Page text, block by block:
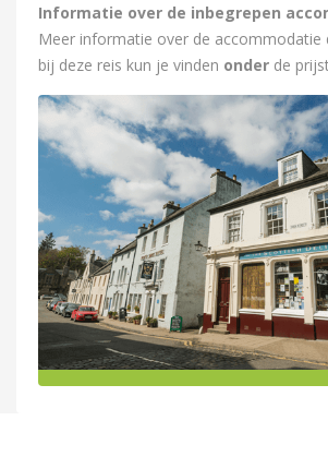
Informatie over de inbegrepen
Meer informatie over de accommodatie
bij deze reis kun je vinden onder de